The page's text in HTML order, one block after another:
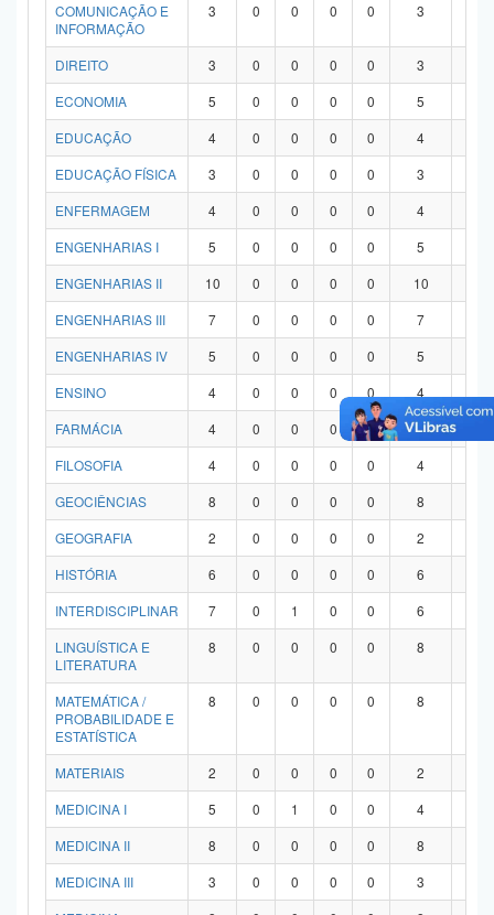
COMUNICAÇÃO E
INFORMAÇÃO
3 0 0 0 0 3
DIREITO 3 0 0 0 0 3
ECONOMIA
5 0 0 0 0 5
EDUCAÇÃO
4 0 0 0 0 4
EDUCAÇÃO FÍSICA
3 0 0 0 0 3
ENFERMAGEM
4 0 0 0 0 4
ENGENHARIAS I
5 0 0 0 0 5
ENGENHARIAS II
10 0 0 0 0 10
ENGENHARIAS III
7 0 0 0 0 7
ENGENHARIAS IV
5 0 0 0 0 5
ENSINO
4 0 0 0 0 4
FARMÁCIA
4 0 0 0 0 4
FILOSOFIA
4 0 0 0 0 4
GEOCIÊNCIAS
8 0 0 0 0 8
GEOGRAFIA
2 0 0 0 0 2
HISTÓRIA
6 0 0 0 0 6
INTERDISCIPLINAR
7 0 1 0 0 6
LINGUÍSTICA E
LITERATURA
8 0 0 0 0 8
MATEMÁTICA /
PROBABILIDADE E
ESTATÍSTICA
8 0 0 0 0 8
MATERIAIS 2 0 0 0 0 2
MEDICINA I
5 0 1 0 0 4
MEDICINA II
8 0 0 0 0 8
MEDICINA III
3 0 0 0 0 3